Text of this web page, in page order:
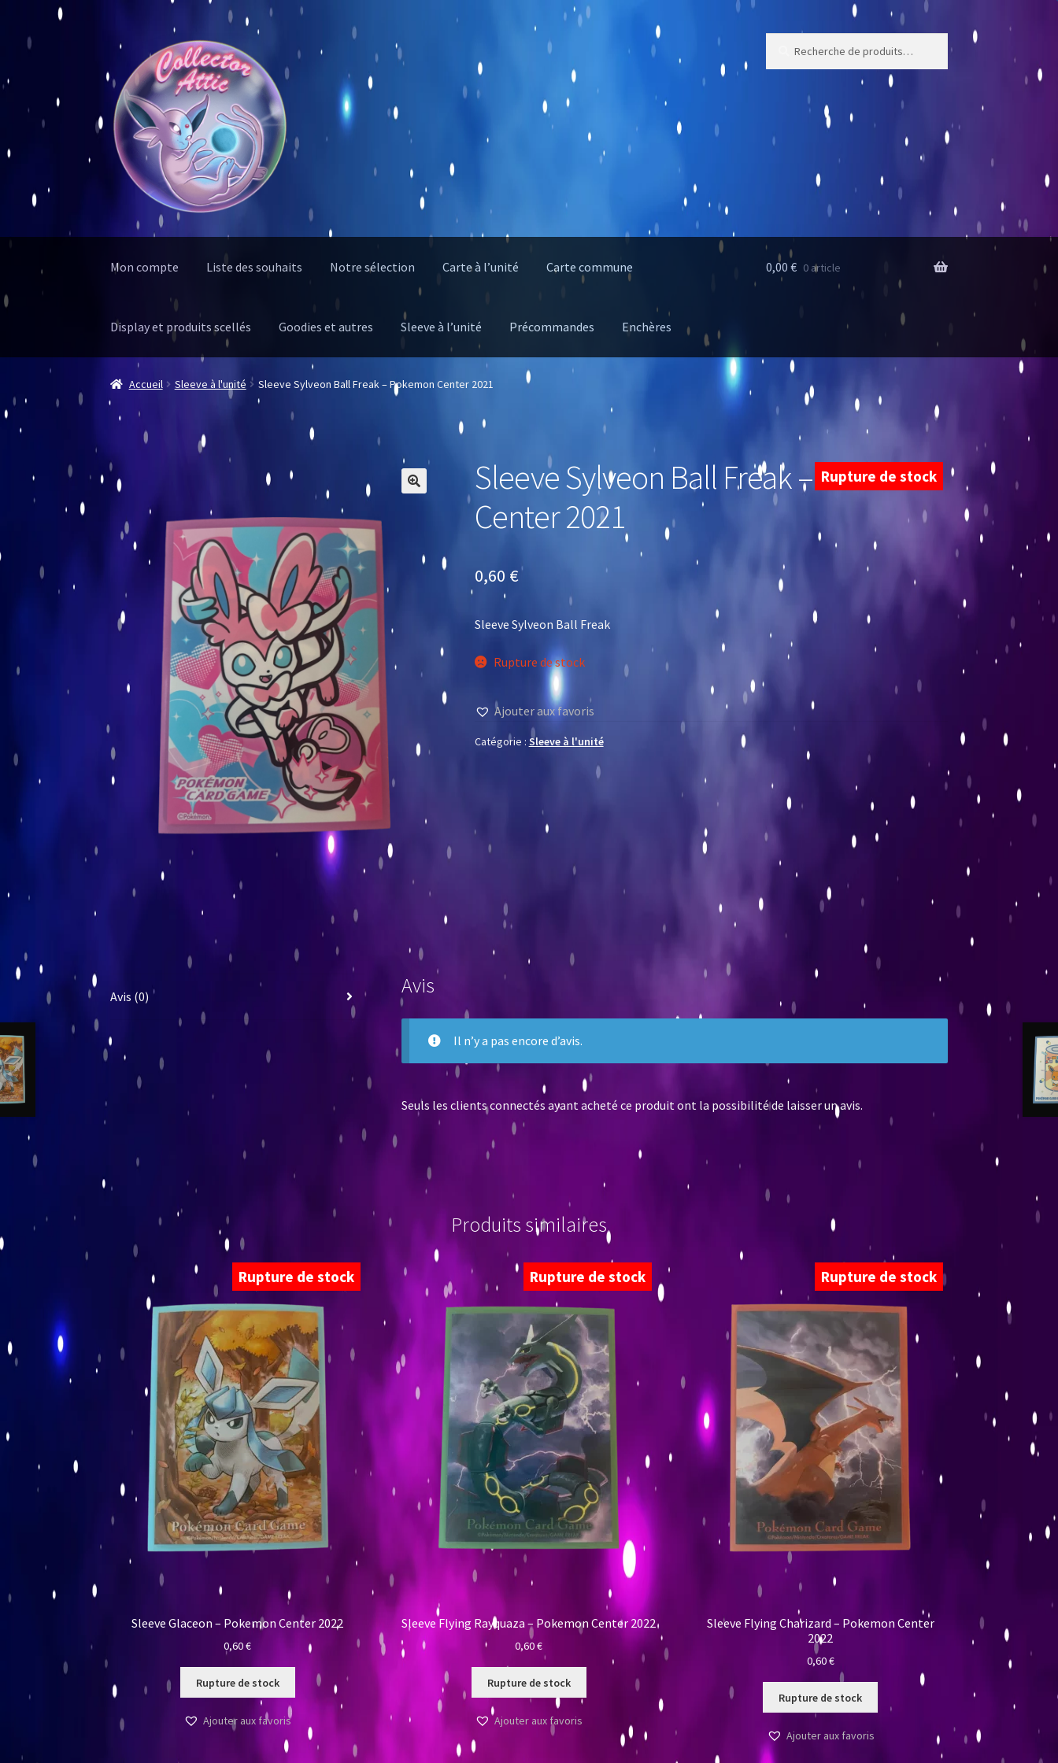
Aller
la
navigation
Aller
contenu
Mon compte Liste des souhaits Notre sélection Carte à l’unité Carte commune
Display et produits scellés Goodies et autres Sleeve à l’unité Précommandes Enchères
0,00 € 0 article
Accueil Sleeve à l'unité Sleeve Sylveon Ball Freak – Pokemon Center 2021
Sleeve Sylveon Ball Freak – Pokemon
Center 2021
0,60 €
Rupture de stock
Sleeve Sylveon Ball Freak
Rupture de stock
Ajouter aux favoris
Catégorie : Sleeve à l'unité
Avis (0) Avis
Il n’y a pas encore d’avis.
Seuls les clients connectés ayant acheté ce produit ont la possibilité de laisser un avis.
Produits similaires
Rupture de stock
Sleeve Glaceon – Pokemon Center 2022
0,60€
Rupture de stock
Ajouter aux favoris
Rupture de stock
Sleeve Flying Rayquaza – Pokemon Center 2022
0,60€
Rupture de stock
Ajouter aux favoris
Rupture de stock
Sleeve Flying Charizard – Pokemon Center
2022
0,60€
Rupture de stock
Ajouter aux favoris